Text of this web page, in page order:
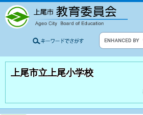
上尾市立上尾小学校